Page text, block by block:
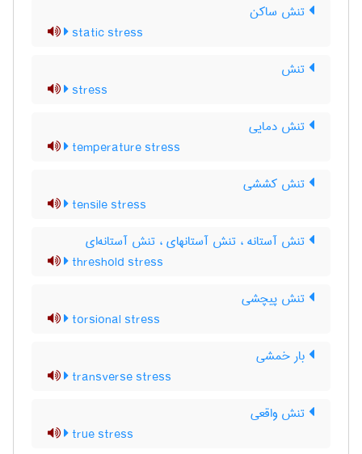
تنش ساکن
static stress
تنش
stress
تنش دمایی
temperature stress
تنش کششی
tensile stress
تنش آستانه ، تنش آستانه‎ای ، تنش آستانه‌ای
threshold stress
تنش پیچشی
torsional stress
بار خمشی
transverse stress
تنش واقعی
true stress